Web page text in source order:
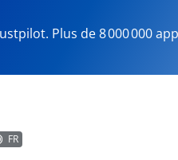
Plus de 8 000 000
FR